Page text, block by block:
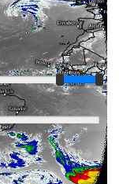
Schnell